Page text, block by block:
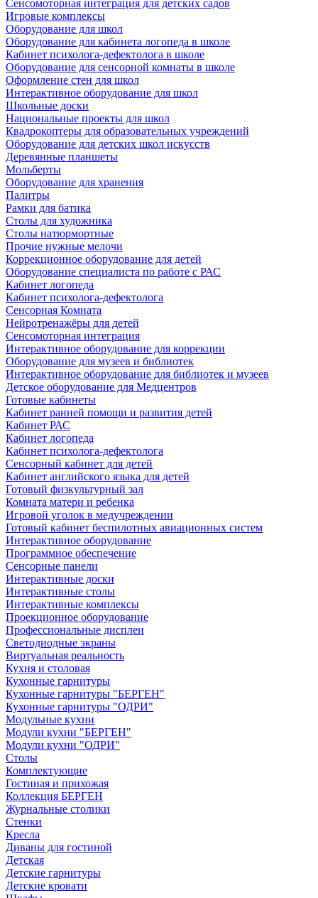
Сенсомоторная интеграция для детских садов
Игровые комплексы
Оборудование для школ
Оборудование для кабинета логопеда в школе
Кабинет психолога-дефектолога в школе
Оборудование для сенсорной комнаты в школе
Оформление стен для школ
Интерактивное оборудование для школ
Школьные доски
Национальные проекты для школ
Квадрокоптеры для образовательных учреждений
Оборудование для детских школ искусств
Деревянные планшеты
Мольберты
Оборудование для хранения
Палитры
Рамки для батика
Столы для художника
Столы натюрмортные
Прочие нужные мелочи
Коррекционное оборудование для детей
Оборудование специалиста по работе с РАС
Кабинет логопеда
Кабинет психолога-дефектолога
Сенсорная Комната
Нейротренажёры для детей
Сенсомоторная интеграция
Интерактивное оборудование для коррекции
Оборудование для музеев и библиотек
Интерактивное оборудование для библиотек и музеев
Детское оборудование для Медцентров
Готовые кабинеты
Кабинет ранней помощи и развития детей
Кабинет РАС
Кабинет логопеда
Кабинет психолога-дефектолога
Сенсорный кабинет для детей
Кабинет английского языка для детей
Готовый физкультурный зал
Комната матери и ребенка
Игровой уголок в медучреждении
Готовый кабинет беспилотных авиационных систем
Интерактивное оборудование
Программное обеспечение
Сенсорные панели
Интерактивные доски
Интерактивные столы
Интерактивные комплексы
Проекционное оборудование
Профессиональные дисплеи
Светодиодные экраны
Виртуальная реальность
Кухня и столовая
Кухонные гарнитуры
Кухонные гарнитуры "БЕРГЕН"
Кухонные гарнитуры "ОДРИ"
Модульные кухни
Модули кухни "БЕРГЕН"
Модули кухни "ОДРИ"
Столы
Комплектующие
Гостиная и прихожая
Коллекция БЕРГЕН
Журнальные столики
Стенки
Кресла
Диваны для гостиной
Детская
Детские гарнитуры
Детские кровати